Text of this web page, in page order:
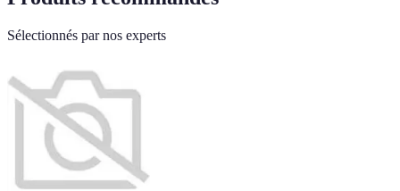
Sélectionnés par nos experts